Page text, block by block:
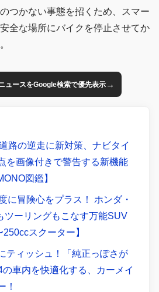
つかない事態を招くため、スマー
全な場所にバイクを停止させてか
ュースをGoogle検索で優先表示→
路の逆走に新対策、ナビタイ
を画像付きで警告する新機能
図鑑】
に冒険心をプラス！ ホンダ・
ツーリングもこなす万能SUV
スクーター】
ティッシュ！「純正っぽさが
車内を快適化する、カーメイ
！